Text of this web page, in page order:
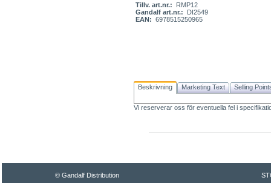
Tillv. art.nr.:
RMP12
Gandalf art.nr.:
DI2549
EAN: 6978515250965
Beskrivning Marketing Text Selling
Vi reserverar oss för eventuella fel i
© Gandalf Distribution